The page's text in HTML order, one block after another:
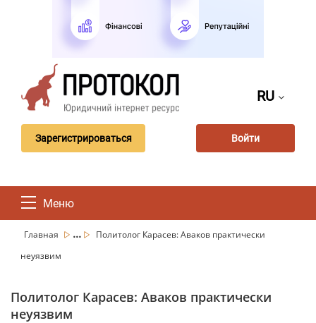
RU
Зарегистрироваться Войти
Меню
Главная ...
Политолог Карасев: Аваков практически
неуязвим
Политолог Карасев: Аваков практически
неуязвим